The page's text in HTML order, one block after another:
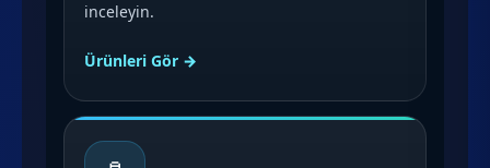
inceleyin.
Ürünleri Gör →